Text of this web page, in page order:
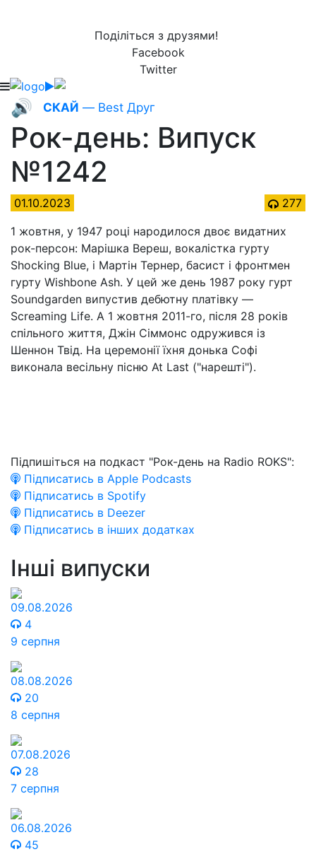
Поділіться з друзями!
Facebook
Twitter
🔊 СКАЙ — Best Друг
Рок-день: Випуск
№1242
01.10.2023
277
1 жовтня, у 1947 році народилося двоє видатних
рок-персон: Марішка Вереш, вокалістка гурту
Shocking Blue, і Мартін Тернер, басист і фронтмен
гурту Wishbone Ash. У цей же день 1987 року гурт
Soundgarden випустив дебютну платівку —
Screaming Life. А 1 жовтня 2011-го, після 28 років
спільного життя, Джін Сіммонс одружився із
Шеннон Твід. На церемонії їхня донька Софі
виконала весільну пісню At Last ("нарешті").
Підпишіться на подкаст "Рок-день на Radio ROKS":
Підписатись в Apple Podcasts
Підписатись в Spotify
Підписатись в Deezer
Підписатись в інших додатках
Інші випуски
09.08.2026
4
9 серпня
08.08.2026
20
8 серпня
07.08.2026
28
7 серпня
06.08.2026
45